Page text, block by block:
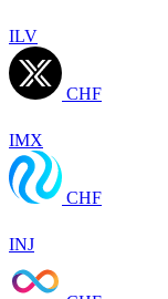
ILV
CHF
IMX
CHF
INJ